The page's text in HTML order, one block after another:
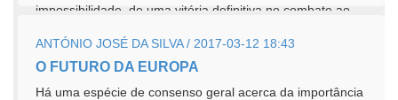
impossibilidade, de uma vitória definitiva no combate ao
ANTÓNIO JOSÉ DA SILVA / 2017-03-12 18:43
O FUTURO DA EUROPA
Há uma espécie de consenso geral acerca da importância